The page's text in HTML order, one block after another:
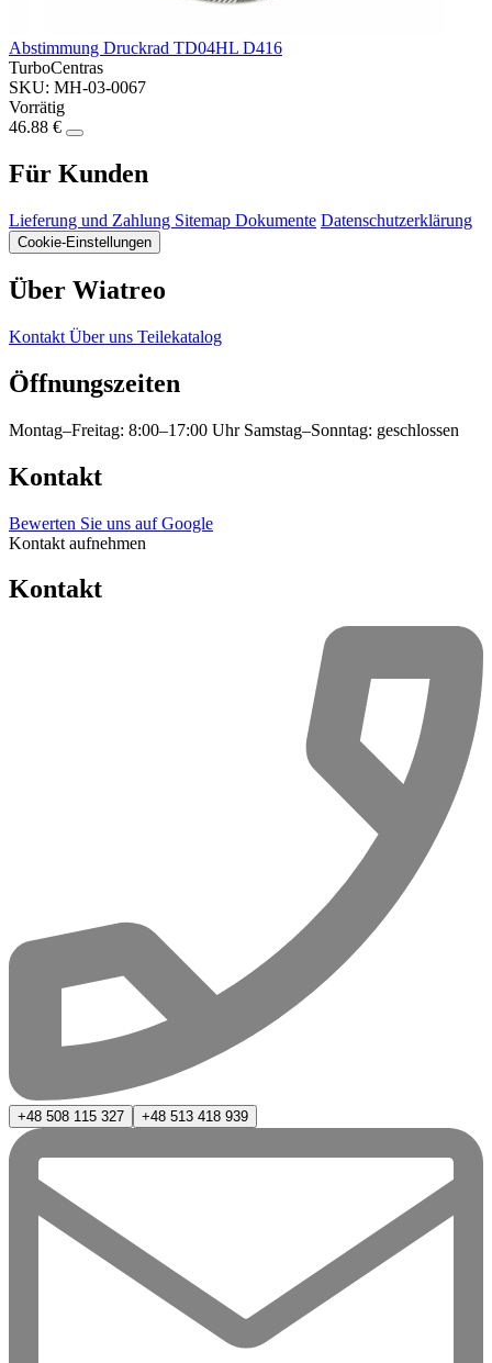
Abstimmung Druckrad TD04HL D416
TurboCentras
SKU: MH-03-0067
Vorrätig
46.88 €
Für Kunden
Lieferung und Zahlung Sitemap Dokumente Datenschutzerklärung
Cookie-Einstellungen
Über Wiatreo
Kontakt Über uns Teilekatalog
Öffnungszeiten
Montag–Freitag: 8:00–17:00 Uhr Samstag–Sonntag: geschlossen
Kontakt
Bewerten Sie uns auf Google
Kontakt aufnehmen
Kontakt
+48 508 115 327 +48 513 418 939